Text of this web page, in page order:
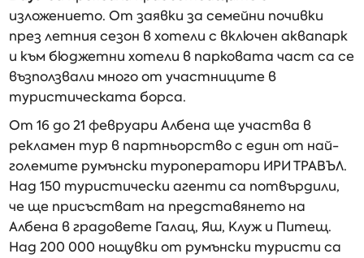
изложението. От заявки за семейни почивки
през летния сезон в хотели с включен аквапарк
и към бюджетни хотели в парковата част са се
възползвали много от участниците в
туристическата борса.
От 16 до 21 февруари Албена ще участва в
рекламен тур в партньорство с един от най-
големите румънски туроператори ИРИ ТРАВЪЛ.
Над 150 туристически агенти са потвърдили,
че ще присъстват на представянето на
Албена в градовете Галац, Яш, Клуж и Питещ.
Над 200 000 нощувки от румънски туристи са